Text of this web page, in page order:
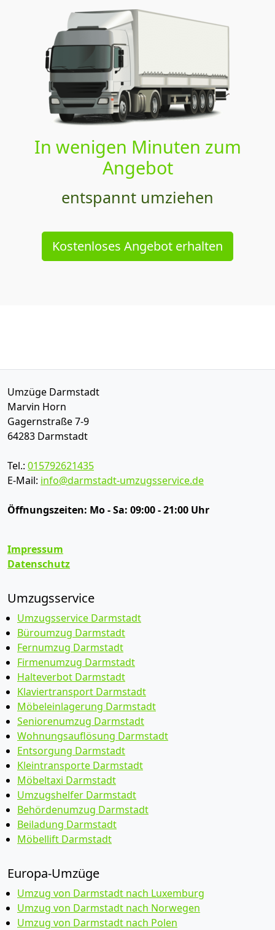
In wenigen Minuten zum
Angebot
entspannt umziehen
Kostenloses Angebot erhalten
Umzüge Darmstadt
Marvin Horn
Gagernstraße 7-9
64283 Darmstadt
Tel.: 015792621435
E-Mail: info@darmstadt-umzugsservice.de
Öffnungszeiten: Mo - Sa: 09:00 - 21:00 Uhr
Impressum
Datenschutz
Umzugsservice
Umzugsservice Darmstadt
Büroumzug Darmstadt
Fernumzug Darmstadt
Firmenumzug Darmstadt
Halteverbot Darmstadt
Klaviertransport Darmstadt
Möbeleinlagerung Darmstadt
Seniorenumzug Darmstadt
Wohnungsauflösung Darmstadt
Entsorgung Darmstadt
Kleintransporte Darmstadt
Möbeltaxi Darmstadt
Umzugshelfer Darmstadt
Behördenumzug Darmstadt
Beiladung Darmstadt
Möbellift Darmstadt
Europa-Umzüge
Umzug von Darmstadt nach Luxemburg
Umzug von Darmstadt nach Norwegen
Umzug von Darmstadt nach Polen